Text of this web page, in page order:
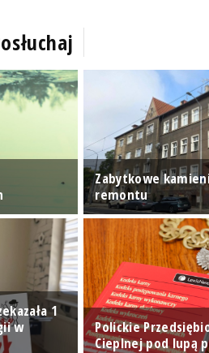
Zabytkowe
remontu
1
w
Polickie
Cieplnej pod lupą